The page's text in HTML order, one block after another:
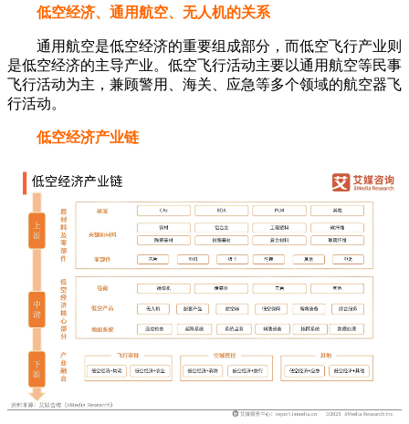
低空经济、通用航空、无人机的关系
通用航空是低空经济的重要组成部分，而低空飞行产业则
是低空经济的主导产业。低空飞行活动主要以通用航空等民事
飞行活动为主，兼顾警用、海关、应急等多个领域的航空器飞
行活动。
低空经济产业链